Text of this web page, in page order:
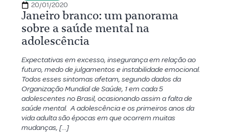
20/01/2020
Janeiro branco: um panorama
sobre a saúde mental na
adolescência
Expectativas em excesso, insegurança em relação ao
futuro, medo de julgamentos e instabilidade emocional.
Todos esses sintomas afetam, segundo dados da
Organização Mundial de Saúde, 1 em cada 5
adolescentes no Brasil, ocasionando assim a falta de
saúde mental. A adolescência e os primeiros anos da
vida adulta são épocas em que ocorrem muitas
mudanças, […]